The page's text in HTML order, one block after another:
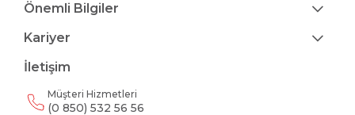
Önemli Bilgiler
Kariyer
İletişim
Müşteri Hizmetleri
(0 850) 532 56 56